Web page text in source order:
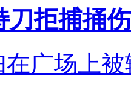
刀拒捕捅
广场上